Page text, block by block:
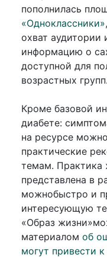
пополнилась
«Одноклассники»
охват аудитории
информацию о
доступной для
возрастных групп.
Кроме базовой
диабете:
на ресурсе
практические
темам. Практика
представлена в
можнобыстро и
интересующую
«Образ
материалом об
могут привести